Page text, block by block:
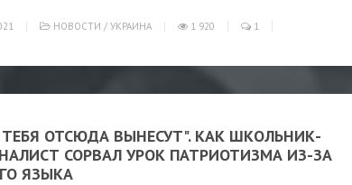
НОВОСТИ / УКРАИНА 1 920 1
ОТСЮДА ВЫНЕСУТ". КАК ШКОЛЬНИК-
СОРВАЛ УРОК ПАТРИОТИЗМА ИЗ-ЗА
ЯЗЫКА